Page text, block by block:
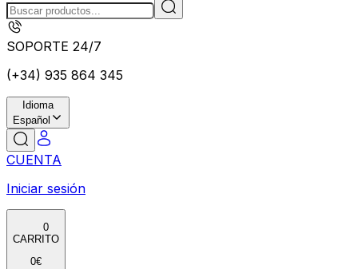
SOPORTE 24/7
(+34) 935 864 345
Idioma
Español
CUENTA
Iniciar sesión
0
CARRITO
0€